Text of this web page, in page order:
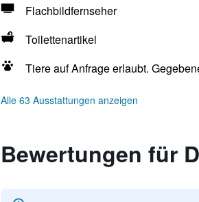
Flachbildfernseher
Toilettenartikel
Tiere auf Anfrage erlaubt.
Alle 63 Ausstattungen anzeigen
Bewertungen für